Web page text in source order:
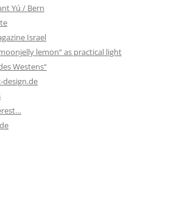
Yú / Bern
Israel
lemon“ as practical light
Westens“
design.de